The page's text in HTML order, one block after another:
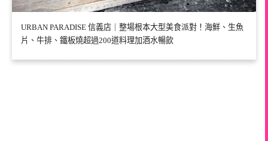
URBAN PARADISE 信義店｜整場根本大型美食派對！海鮮、生魚
片、牛排、鐵板燒超過200道料理加酒水暢飲